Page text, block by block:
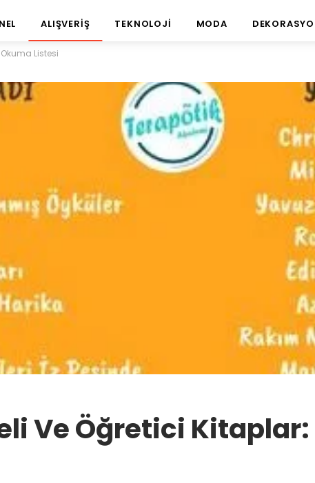
ALIŞVERIŞ TEKNOLOJI MODA
Listesi
Ve Öğretici Kitaplar: